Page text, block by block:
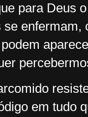
para Deus
enfermam,
em tudo